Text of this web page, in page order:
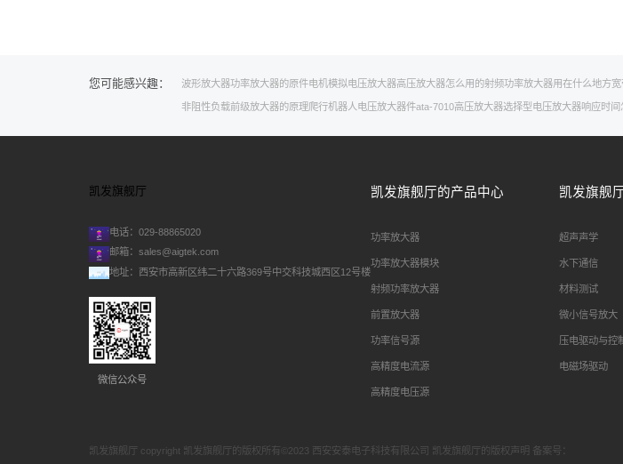
您可能感兴趣： 波形放大器功率放大器的原件电机模拟电压放大器高压放大器怎么用的射频功率放大器用在什么地方
非阻性负载前级放大器的原理 爬行机器人 电压放大器件ata-7010高压放大器选择型 电压放大器响应时
凯发旗舰厅
电话：029-88865020
邮箱： sales@aigtek.com
地址：西安市高新区纬二十六路369号中交科技城西区12号楼
微信公众号
凯发旗舰厅的产品中心
功率放大器
功率放大器模块
射频功率放大器
前置放大器
功率信号源
高精度电流源
高精度电压源
凯发旗舰
超声声学
水下通信
材料测试
微小信号放大
压电驱动与控
电磁场驱动
凯发旗舰厅 copyright 凯发旗舰厅的版权所有©2023 西安安泰电子科技有限公司 凯发旗舰厅的版权声明 备案号：